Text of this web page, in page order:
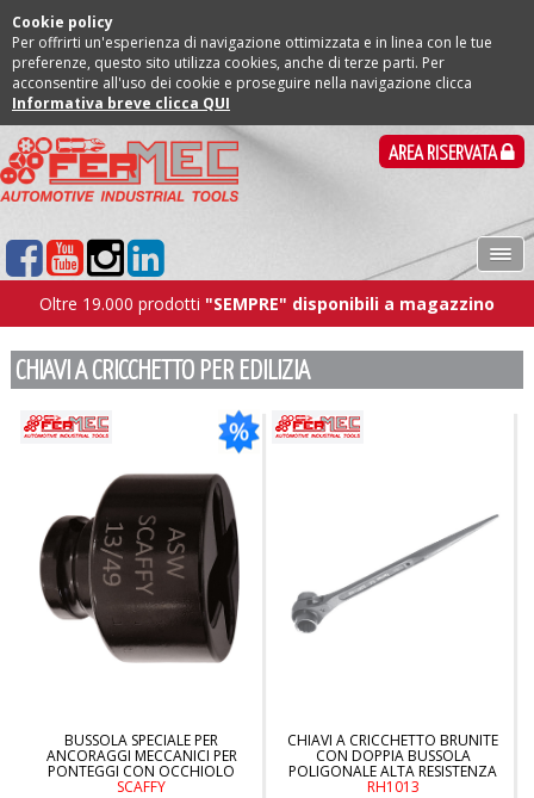
Cookie policy
Per offrirti un'esperienza di navigazione ottimizzata e in linea con le tue
preferenze, questo sito utilizza cookies, anche di terze parti. Per
acconsentire all'uso dei cookie e proseguire nella navigazione clicca
Informativa breve clicca QUI
AREA RISERVATA
Oltre 19.000 prodotti "SEMPRE" disponibili a magazzino
CHIAVI A CRICCHETTO PER EDILIZIA
BUSSOLA SPECIALE PER
ANCORAGGI MECCANICI PER
PONTEGGI CON OCCHIOLO
SCAFFY
CHIAVI A CRICCHETTO BRUNITE
CON DOPPIA BUSSOLA
POLIGONALE ALTA RESISTENZA
RH1013